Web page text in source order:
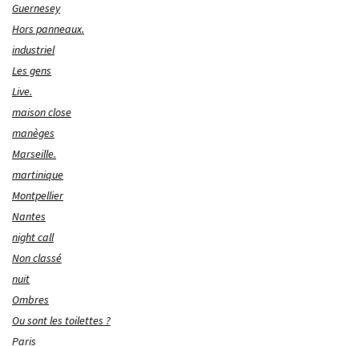
Guernesey
Hors panneaux.
industriel
Les gens
Live.
maison close
manèges
Marseille.
martinique
Montpellier
Nantes
night call
Non classé
nuit
Ombres
Ou sont les toilettes ?
Paris